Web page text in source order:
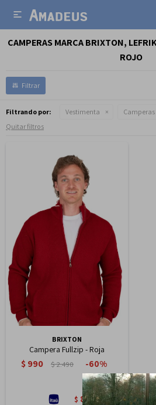

CAMPERAS MARCA BRIXTON,
ROJO
Filtrando por: Vestimenta Camperas
Quitar filtros
BRIXTON
Campera Fullzip - Roja
$990 $2.490 60
$ 842